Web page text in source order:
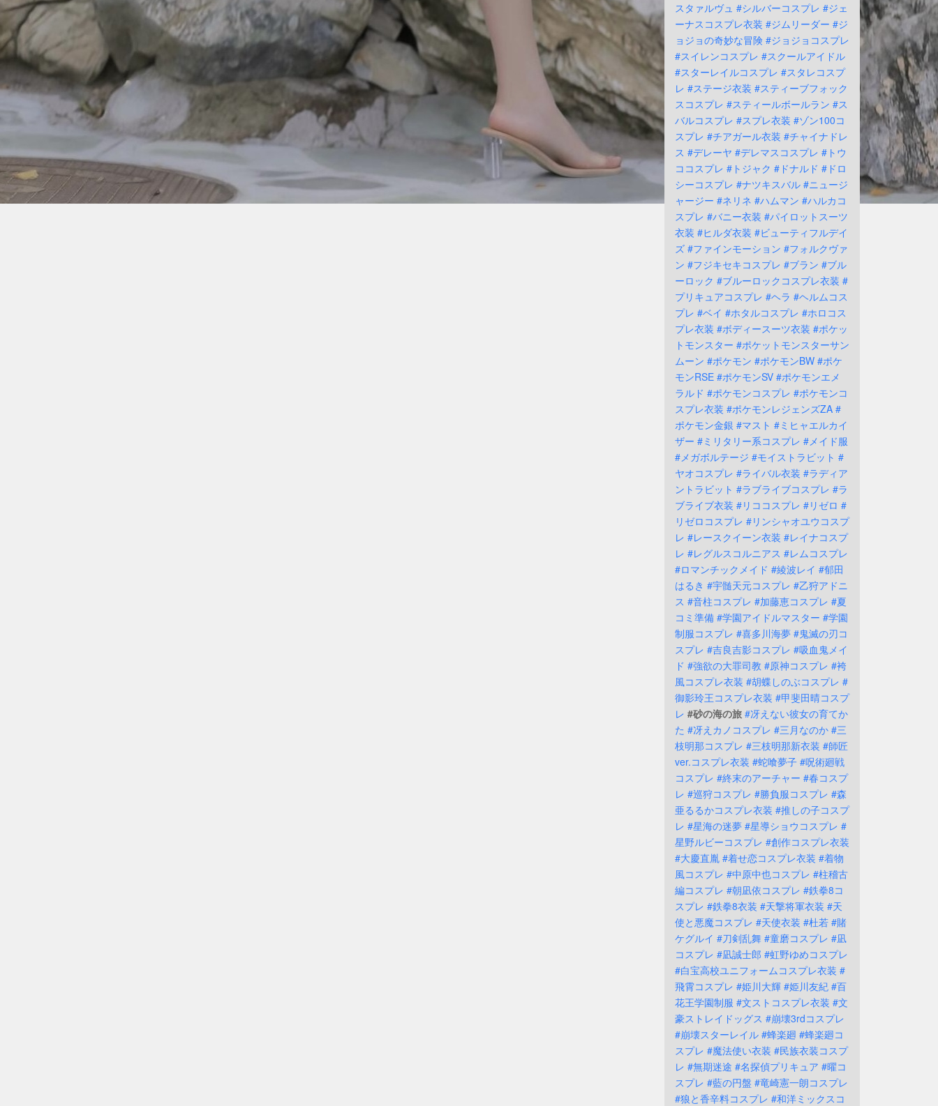
スタァルヴュ #シルバーコスプレ #ジェ
ーナスコスプレ衣装 #ジムリーダー #ジ
ョジョの奇妙な冒険 #ジョジョコスプレ
#スイレンコスプレ #スクールアイドル
#スターレイルコスプレ #スタレコスプ
レ #ステージ衣装 #スティーブフォック
スコスプレ #スティールボールラン #ス
バルコスプレ #スプレ衣装 #ゾン100コ
スプレ #チアガール衣装 #チャイナドレ
ス #デレーヤ #デレマスコスプレ #トウ
ココスプレ #トジャク #ドナルド #ドロ
シーコスプレ #ナツキスバル #ニュージ
ャージー #ネリネ #ハムマン #ハルカコ
スプレ #バニー衣装 #パイロットスーツ
衣装 #ヒルダ衣装 #ビューティフルデイ
ズ #ファインモーション #フォルクヴァ
ン #フジキセキコスプレ #ブラン #ブル
ーロック #ブルーロックコスプレ衣装 #
プリキュアコスプレ #ヘラ #ヘルムコス
プレ #ベイ #ホタルコスプレ #ホロコス
プレ衣装 #ボディースーツ衣装 #ポケッ
トモンスター #ポケットモンスターサン
ムーン #ポケモン #ポケモンBW #ポケ
モンRSE #ポケモンSV #ポケモンエメ
ラルド #ポケモンコスプレ #ポケモンコ
スプレ衣装 #ポケモンレジェンズZA #
ポケモン金銀 #マスト #ミヒャエルカイ
ザー #ミリタリー系コスプレ #メイド服
#メガボルテージ #モイストラビット #
ヤオコスプレ #ライバル衣装 #ラディア
ントラビット #ラブライブコスプレ #ラ
ブライブ衣装 #リココスプレ #リゼロ #
リゼロコスプレ #リンシャオユウコスプ
レ #レースクイーン衣装 #レイナコスプ
レ #レグルスコルニアス #レムコスプレ
#ロマンチックメイド #綾波レイ #郁田
はるき #宇髄天元コスプレ #乙狩アドニ
ス #音柱コスプレ #加藤恵コスプレ #夏
コミ準備 #学園アイドルマスター #学園
制服コスプレ #喜多川海夢 #鬼滅の刃コ
スプレ #吉良吉影コスプレ #吸血鬼メイ
ド #強欲の大罪司教 #原神コスプレ #袴
風コスプレ衣装 #胡蝶しのぶコスプレ #
御影玲王コスプレ衣装 #甲斐田晴コスプ
レ #砂の海の旅 #冴えない彼女の育てか
た #冴えカノコスプレ #三月なのか #三
枝明那コスプレ #三枝明那新衣装 #師匠
ver.コスプレ衣装 #蛇喰夢子 #呪術廻戦
コスプレ #終末のアーチャー #春コスプ
レ #巡狩コスプレ #勝負服コスプレ #森
亜るるかコスプレ衣装 #推しの子コスプ
レ #星海の迷夢 #星導ショウコスプレ #
星野ルビーコスプレ #創作コスプレ衣装
#大慶直胤 #着せ恋コスプレ衣装 #着物
風コスプレ #中原中也コスプレ #柱稽古
編コスプレ #朝凪依コスプレ #鉄拳8コ
スプレ #鉄拳8衣装 #天撃将軍衣装 #天
使と悪魔コスプレ #天使衣装 #杜若 #賭
ケグルイ #刀剣乱舞 #童磨コスプレ #凪
コスプレ #凪誠士郎 #虹野ゆめコスプレ
#白宝高校ユニフォームコスプレ衣装 #
飛霄コスプレ #姫川大輝 #姫川友紀 #百
花王学園制服 #文ストコスプレ衣装 #文
豪ストレイドッグス #崩壊3rdコスプレ
#崩壊スターレイル #蜂楽廻 #蜂楽廻コ
スプレ #魔法使い衣装 #民族衣装コスプ
レ #無期迷途 #名探偵プリキュア #曜コ
スプレ #藍の円盤 #竜崎憲一朗コスプレ
#狼と香辛料コスプレ #和洋ミックスコ